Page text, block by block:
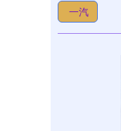
一汽